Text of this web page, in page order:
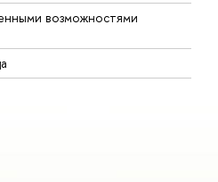
возможностями